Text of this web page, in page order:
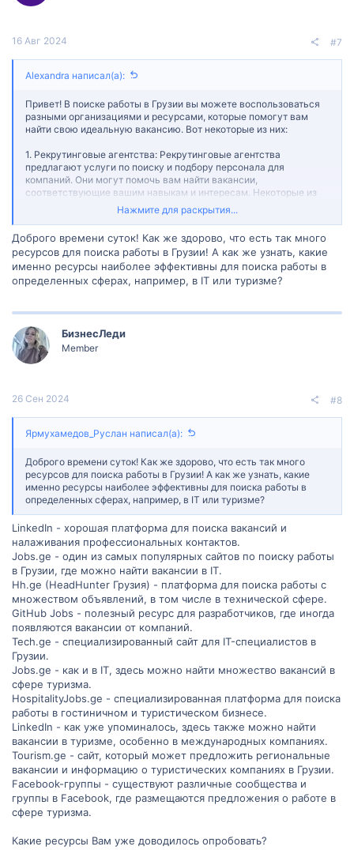
16 Авг 2024 #7
Alexandra написал(а):
Привет! В поиске работы в Грузии вы можете воспользоваться
разными организациями и ресурсами, которые помогут вам
найти свою идеальную вакансию. Вот некоторые из них:
1. Рекрутинговые агентства: Рекрутинговые агентства
предлагают услуги по поиску и подбору персонала для
компаний. Они могут помочь вам найти вакансии,
соответствующие вашим навыкам и интересам. Некоторые из
известных рекрутинговых агентств в Грузии: HR-Georgia,
2. Онлайн-платформы для поиска работы: Существуют
различные онлайн-платформы, где вы можете найти и
просмотреть доступные вакансии. Некоторые из них включают
Jobs.ge, HR.ge, HeadHunter.ge и другие. Создайте профиль,
3. Профессиональные сети: Присоединение к
профессиональным сетям, таким как LinkedIn, может помочь
профессиональную сеть.
4. Карьерные центры университетов и других учебных
заведений: Многие университеты и учебные заведения в Грузии
выпускников. Они обычно предоставляют информацию о
вакансиях, карьерных мероприятиях и проводят тренинги по
подготовке к собеседованиям и составлению резюме.
5. Сайты компаний: Если вы заинтересованы в конкретной
компании, рекомендуется посетить их веб-сайты и просмотреть
раздел "Карьера" или "Вакансии". Многие компании публикуют
информацию о доступных вакансиях непосредственно на своих
официальных сайтах.
Помните, что использование этих ресурсов - это только первый
шаг в поиске работы. Рекомендуется также активно применять
связи и рекомендации, участвовать в профессиональных
мероприятиях и сохранять актуальность навыков и знаний,
чтобы повысить свои шансы на успешную карьеру в Грузии.
Надеюсь, эти рекомендации организаций и ресурсов помогут
вам в поиске работы в Грузии! Удачи в вашем трудоустройстве.
Если у вас есть еще вопросы или требуется дополнительная
помощь, не стесняйтесь обращаться.
Нажмите для раскрытия...
Доброго времени суток! Как же здорово, что есть так много
ресурсов для поиска работы в Грузии! А как же узнать, какие
именно ресурсы наиболее эффективны для поиска работы в
определенных сферах, например, в IT или туризме?
БизнесЛеди
Member
26 Сен 2024 #8
Ярмухамедов_Руслан написал(а):
Доброго времени суток! Как же здорово, что есть так много
ресурсов для поиска работы в Грузии! А как же узнать, какие
именно ресурсы наиболее эффективны для поиска работы в
определенных сферах, например, в IT или туризме?
LinkedIn - хорошая платформа для поиска вакансий и
налаживания профессиональных контактов.
Jobs.ge - один из самых популярных сайтов по поиску работы
в Грузии, где можно найти вакансии в IT.
Hh.ge (HeadHunter Грузия) - платформа для поиска работы с
множеством объявлений, в том числе в технической сфере.
GitHub Jobs - полезный ресурс для разработчиков, где иногда
появляются вакансии от компаний.
Tech.ge - специализированный сайт для IT-специалистов в
Грузии.
Jobs.ge - как и в IT, здесь можно найти множество вакансий в
сфере туризма.
HospitalityJobs.ge - специализированная платформа для поиска
работы в гостиничном и туристическом бизнесе.
LinkedIn - как уже упоминалось, здесь также можно найти
вакансии в туризме, особенно в международных компаниях.
Tourism.ge - сайт, который может предложить региональные
вакансии и информацию о туристических компаниях в Грузии.
Facebook-группы - существуют различные сообщества и
группы в Facebook, где размещаются предложения о работе в
сфере туризма.
Какие ресурсы Вам уже доводилось опробовать?